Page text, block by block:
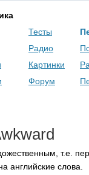
Тесты
Радио
Картинки
Форум
т.е.
английские слова.